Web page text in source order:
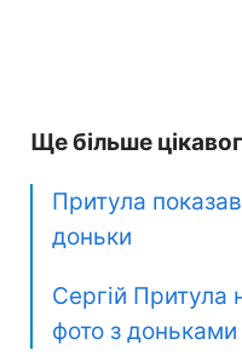
Ще більше
Притула
доньки
Сергій Притула
фото з доньками